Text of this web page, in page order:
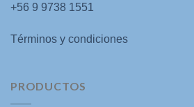
+56 9 9738 1551
Términos y condiciones
PRODUCTOS